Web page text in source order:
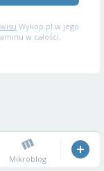
Wykop.pl w jego
w całości,
Mikroblog